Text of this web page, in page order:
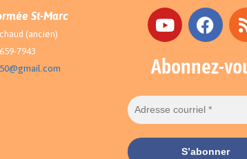
St-Marc
(ancien)
7943
Abonnez-